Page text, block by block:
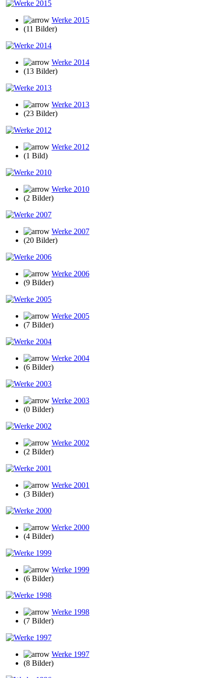
Werke 2015
(11 Bilder)
Werke 2014
(13 Bilder)
Werke 2013
(23 Bilder)
Werke 2012
(1 Bild)
Werke 2010
(2 Bilder)
Werke 2007
(20 Bilder)
Werke 2006
(9 Bilder)
Werke 2005
(7 Bilder)
Werke 2004
(6 Bilder)
Werke 2003
(0 Bilder)
Werke 2002
(2 Bilder)
Werke 2001
(3 Bilder)
Werke 2000
(4 Bilder)
Werke 1999
(6 Bilder)
Werke 1998
(7 Bilder)
Werke 1997
(8 Bilder)